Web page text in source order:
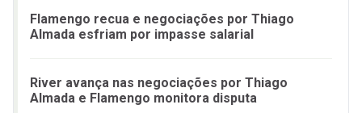
Flamengo recua e negociações por Thiago
Almada esfriam por impasse salarial
River avança nas negociações por Thiago
Almada e Flamengo monitora disputa